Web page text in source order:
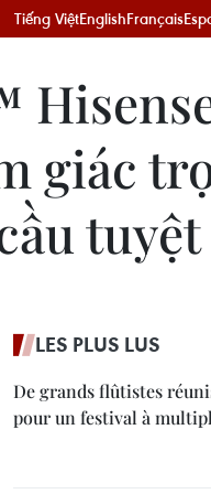
Tiếng ViệtEnglishFrançais
giác
LES PLUS LUS
De grands flûtistes
pour un festival à